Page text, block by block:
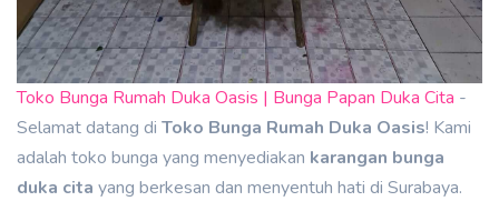
Toko Bunga Rumah Duka Oasis | Bunga Papan Duka Cita -
Selamat datang di Toko Bunga Rumah Duka Oasis! Kami
adalah toko bunga yang menyediakan karangan bunga
duka cita yang berkesan dan menyentuh hati di Surabaya.